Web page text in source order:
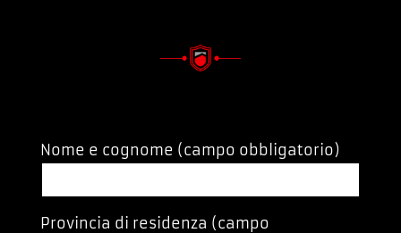
Nome e cognome (campo obbligatorio)
Provincia di residenza (campo